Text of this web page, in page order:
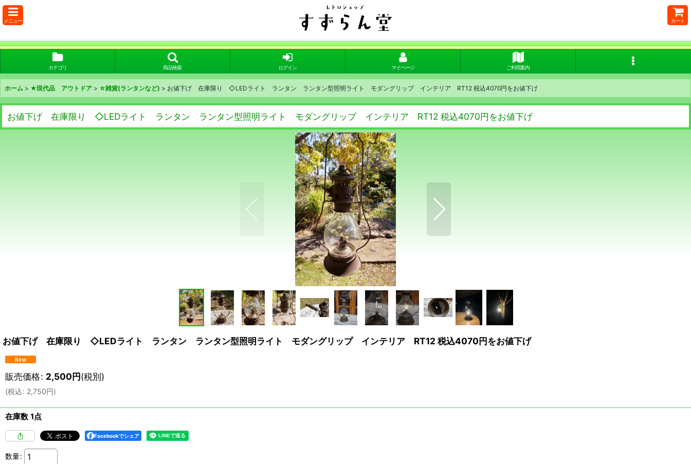
メニュー カート
カテゴリ 商品検索 ログイン マイページ ご利用案内
ホーム > ★現代品 アウトドア > ☆雑貨(ランタンなど) > お値下げ 在庫限り ◇LEDライト ランタン ランタン型照明ライト モダングリップ インテリア RT12 税込4070円をお値下げ
お値下げ 在庫限り ◇LEDライト ランタン ランタン型照明ライト モダングリップ インテリア RT12 税込4070円をお値下げ
お値下げ 在庫限り ◇LEDライト ランタン ランタン型照明ライト モダングリップ インテリア RT12 税込4070円をお値下げ
販売価格: 2,500円(税別)
(税込: 2,750円)
在庫数 1点
Facebookでシェア
数量: